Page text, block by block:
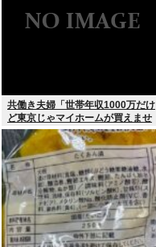
共働き夫婦「世帯年収1000万だけ
ど東京じゃマイホームが買えませ
ん 」